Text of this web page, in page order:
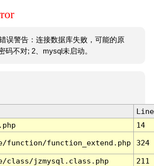
误警告：连接数据库失败，可能的原
码不对; 2、mysql未启动。
Line
14
function/function_extend.php 324
class/jzmysql.class.php
211